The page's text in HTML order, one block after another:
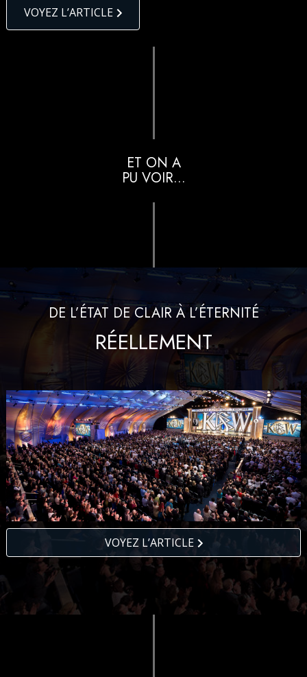
VOYEZ L’ARTICLE
ET ON A
PU VOIR...
DE L’ÉTAT DE CLAIR À L’ÉTERNITÉ
RÉELLEMENT
VOYEZ L’ARTICLE